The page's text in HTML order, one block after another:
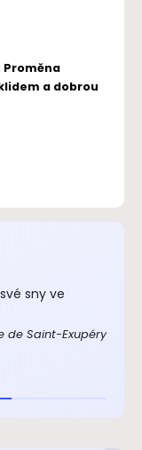
Proměna
a dobrou
sny ve
de Saint-Exupéry